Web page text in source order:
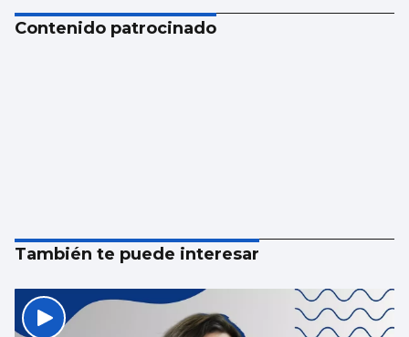
Contenido patrocinado
También te puede interesar